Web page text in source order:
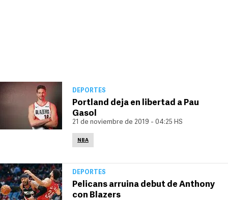
DEPORTES
Portland deja en libertad a Pau
Gasol
21 de noviembre de 2019 - 04:25 HS
NBA
DEPORTES
Pelicans arruina debut de Anthony
con Blazers